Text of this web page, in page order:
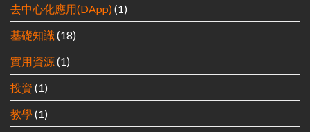
去中心化應用(DApp) (1)
基礎知識 (18)
實用資源(1)
投資 (1)
教學 (1)